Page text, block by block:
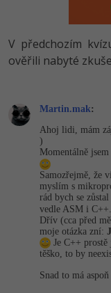
HTML5,
SQL a
UML a
React
Spring
Django
PHP
JavaScript
HTML /
UML a
MySQL/
MS-SQL
SQLite
Vývojář
Grafik /
3D grafik
-
C++ -80%
-80%
Kotlin -
C -80%
VB.NET
SQL
V předchozím
ověřili nabyté
Martin.mak:
Ahoj lidi, mám
)
Momentálně
Samozřejmě, že
myslím s
rád bych se
vedle ASM i C++.
Dřív (cca před
moje otázka zní:
Je C++
těško, to by
Snad to má